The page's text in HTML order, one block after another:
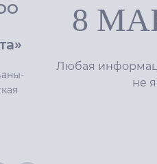
8
Любая
не